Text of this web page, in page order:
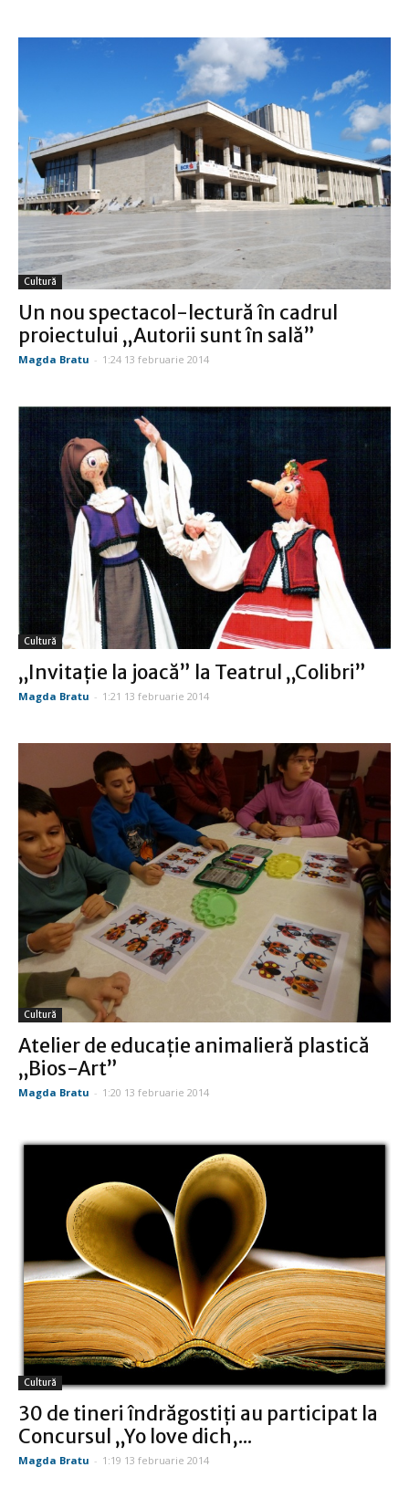
Cultură
Un nou spectacol-lectură în cadrul
proiectului „Autorii sunt în sală”
Magda Bratu - 1:24 13 februarie 2014
Cultură
„Invitație la joacă” la Teatrul „Colibri”
Magda Bratu - 1:21 13 februarie 2014
Cultură
Atelier de educație animalieră plastică
„Bios-Art”
Magda Bratu - 1:20 13 februarie 2014
Cultură
30 de tineri îndrăgostiți au participat la
Concursul „Yo love dich,...
Magda Bratu - 1:19 13 februarie 2014